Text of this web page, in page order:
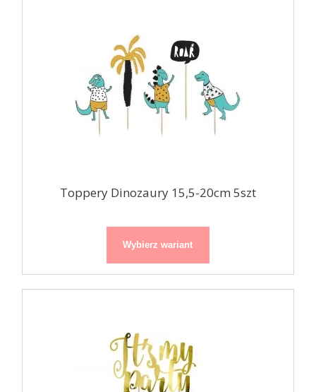
Toppery Dinozaury 15,5-20cm 5szt
Wybierz wariant